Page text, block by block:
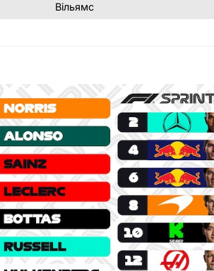
Вільямс